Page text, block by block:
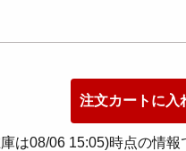
注文カートに入
は08/06 15:05)時点の情報